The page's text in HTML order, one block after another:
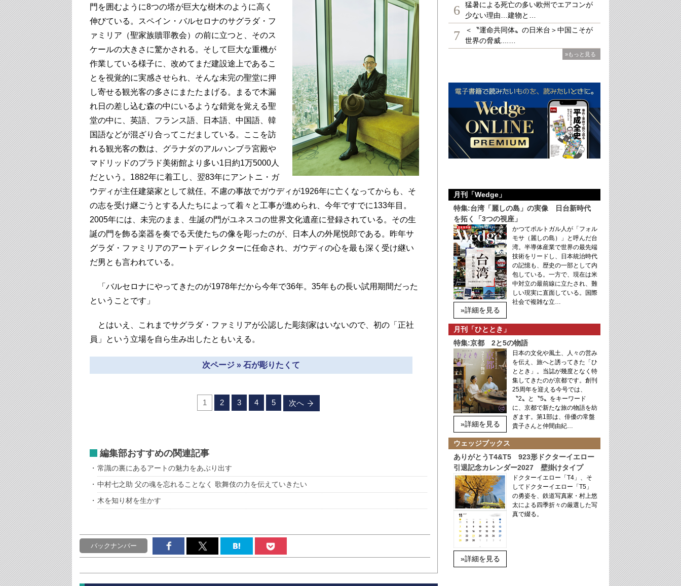
門を囲むように8つの塔が巨大な樹木のように高く
伸びている。スペイン・バルセロナのサグラダ・フ
ァミリア（聖家族贖罪教会）の前に立つと、そのス
ケールの大きさに驚かされる。そして巨大な重機が
作業している様子に、改めてまだ建設途上であるこ
とを視覚的に実感させられ、そんな未完の聖堂に押
し寄せる観光客の多さにまたたまげる。まるで木漏
れ日の差し込む森の中にいるような錯覚を覚える聖
堂の中に、英語、フランス語、日本語、中国語、韓
国語などが混ざり合ってこだましている。ここを訪
れる観光客の数は、グラナダのアルハンブラ宮殿や
マドリッドのプラド美術館より多い1日約1万5000人
だという。1882年に着工し、翌83年にアントニ・ガ
ウディが主任建築家として就任。不慮の事故でガウディが1926年に亡くなってからも、そ
の志を受け継ごうとする人たちによって着々と工事が進められ、今年ですでに133年目。
2005年には、未完のまま、生誕の門がユネスコの世界文化遺産に登録されている。その生
誕の門を飾る楽器を奏でる天使たちの像を彫ったのが、日本人の外尾悦郎である。昨年サ
グラダ・ファミリアのアートディレクターに任命され、ガウディの心を最も深く受け継い
だ男とも言われている。
「バルセロナにやってきたのが1978年だから今年で36年。35年もの長い試用期間だった
ということです」
とはいえ、これまでサグラダ・ファミリアが公認した彫刻家はいないので、初の「正社
員」という立場を自ら生み出したともいえる。
次ページ » 石が彫りたくて
1 2 3 4 5 次へ
編集部おすすめの関連記事
常識の裏にあるアートの魅力をあぶり出す
中村七之助 父の魂を忘れることなく 歌舞伎の力を伝えていきたい
木を知り材を生かす
バックナンバー
6
猛暑による死亡の多い欧州でエアコンが
少ない理由…建物と…
7
＜〝運命共同体〟の日米台＞中国こそが
世界の脅威....…
»もっと見る
月刊「Wedge」
特集:台湾「麗しの島」の実像 日台新時代
を拓く「3つの視座」
»詳細を見る
かつてポルトガル人が「フォル
モサ（麗しの島）」と呼んだ台
湾。半導体産業で世界の最先端
技術をリードし、日本統治時代
の記憶も、歴史の一部として内
包している。一方で、現在は米
中対立の最前線に立たされ、難
しい現実に直面している。国際
社会で複雑な立…
月刊「ひととき」
特集:京都 2と5の物語
»詳細を見る
日本の文化や風土、人々の営み
を伝え、旅へと誘ってきた「ひ
ととき」。当誌が幾度となく特
集してきたのが京都です。創刊
25周年を迎える今号では、
〝2〟と〝5〟をキーワード
に、京都で新たな旅の物語を紡
ぎます。第1部は、俳優の常盤
貴子さんと仲間由紀…
ウェッジブックス
ありがとうT4&T5 923形ドクターイエロー
引退記念カレンダー2027 壁掛けタイプ
»詳細を見る
ドクターイエロー「T4」、そ
してドクターイエロー「T5」
の勇姿を、鉄道写真家・村上悠
太による四季折々の厳選した写
真で綴る。